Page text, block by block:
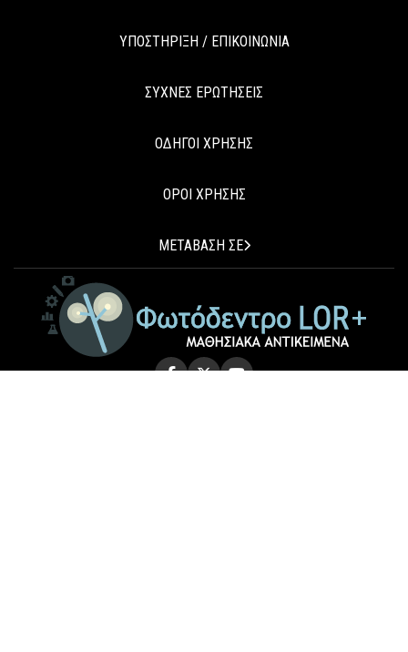
ΥΠΟΣΤΗΡΙΞΗ / ΕΠΙΚΟΙΝΩΝΙΑ
ΣΥΧΝΕΣ ΕΡΩΤΗΣΕΙΣ
ΟΔΗΓΟΙ ΧΡΗΣΗΣ
ΟΡΟΙ ΧΡΗΣΗΣ
ΜΕΤΑΒΑΣΗ ΣΕ